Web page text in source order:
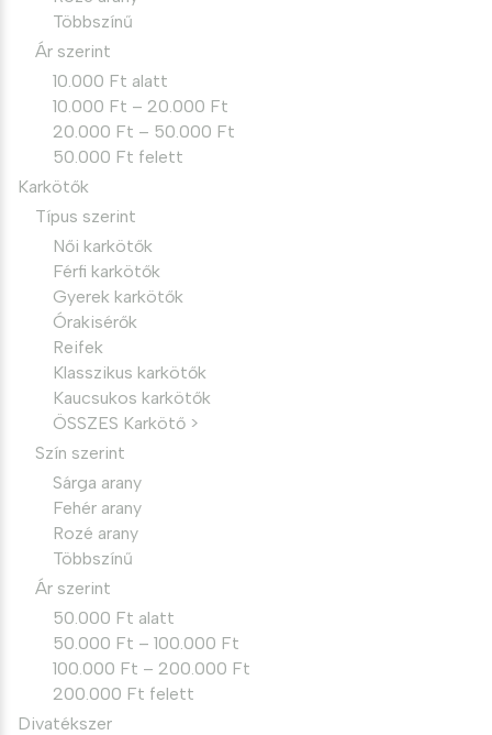
Többszínű
Ár szerint
10.000 Ft alatt
10.000 Ft – 20.000 Ft
20.000 Ft – 50.000 Ft
50.000 Ft felett
Karkötők
Típus szerint
Női karkötők
Férfi karkötők
Gyerek karkötők
Órakisérők
Reifek
Klasszikus karkötők
Kaucsukos karkötők
ÖSSZES Karkötő >
Szín szerint
Sárga arany
Fehér arany
Rozé arany
Többszínű
Ár szerint
50.000 Ft alatt
50.000 Ft – 100.000 Ft
100.000 Ft – 200.000 Ft
200.000 Ft felett
Divatékszer